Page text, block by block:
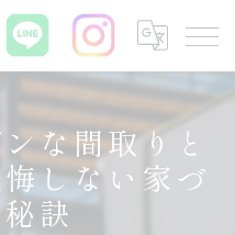
な間取りと
しない家づ
訣